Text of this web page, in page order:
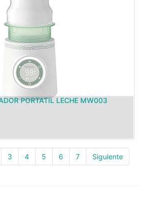
PORTATIL LECHE MW003
3 4 5 6 7 Siguiente